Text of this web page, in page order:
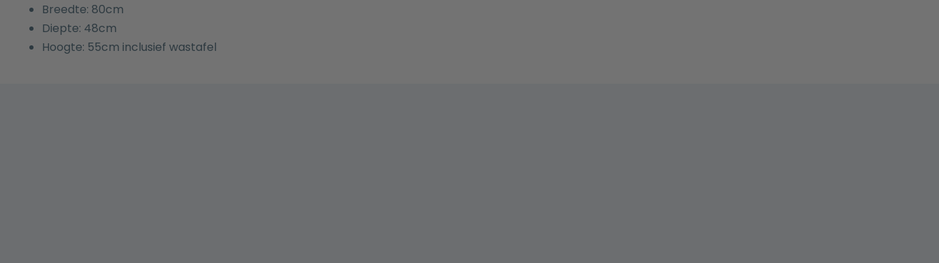
Breedte: 80cm
Diepte: 48cm
Hoogte: 55cm inclusief wastafel